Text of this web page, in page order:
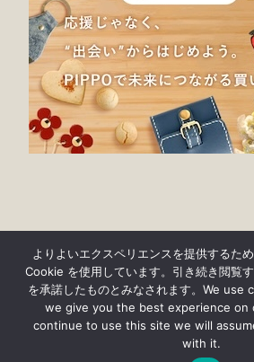
よりよいエクスペリエンスを提供するた
Cookie を使用しています。引き続き閲覧
を承諾したものとみなされます。We
we give you the best experience on
continue to use this site we will
with it.